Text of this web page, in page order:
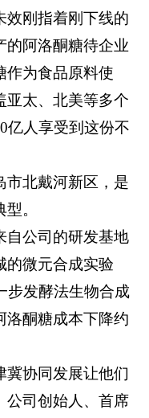
效刚指着刚下线的
的阿洛酮糖待企业
作为食品原料使
亚太、北美等多个
亿人享受到这份不
市北戴河新区，是
。
自公司的研发基地
微元合成实验
步发酵法生物合成
洛酮糖成本下降约
冀协同发展让他们
公司创始人、首席